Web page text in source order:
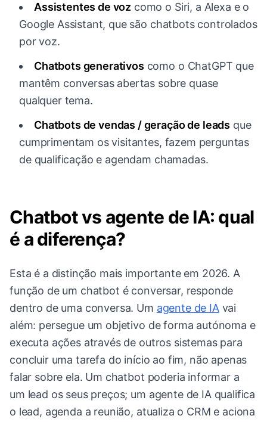
Assistentes de voz como o Siri, a Alexa e o
Google Assistant, que são chatbots controlados
por voz.
Chatbots generativos como o ChatGPT que
mantêm conversas abertas sobre quase
qualquer tema.
Chatbots de vendas / geração de leads que
cumprimentam os visitantes, fazem perguntas
de qualificação e agendam chamadas.
Chatbot vs agente de IA: qual
é a diferença?
Esta é a distinção mais importante em 2026. A
função de um chatbot é conversar, responde
dentro de uma conversa. Um agente de IAvai
além: persegue um objetivo de forma autónoma e
executa ações através de outros sistemas para
concluir uma tarefa do início ao fim, não apenas
falar sobre ela. Um chatbot poderia informar a
um lead os seus preços; um agente de IA qualifica
o lead, agenda a reunião, atualiza o CRM e aciona